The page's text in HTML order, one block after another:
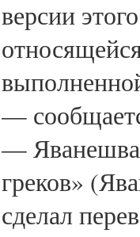
версии
—
—
греков»
сделал